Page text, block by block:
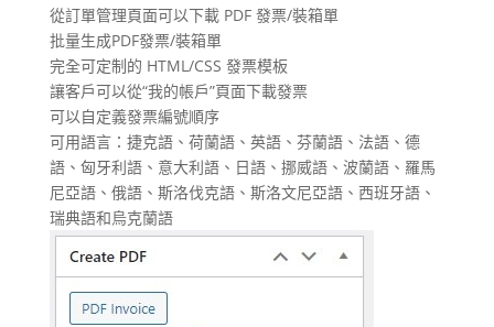
從訂單管理頁面可以下載 PDF 發票/裝箱單
批量生成PDF發票/裝箱單
完全可定制的 HTML/CSS 發票模板
讓客戶可以從“我的帳戶”頁面下載發票
可以自定義發票編號順序
可用語言：捷克語、荷蘭語、英語、芬蘭語、法語、德
語、匈牙利語、意大利語、日語、挪威語、波蘭語、羅馬
尼亞語、俄語、斯洛伐克語、斯洛文尼亞語、西班牙語、
瑞典語和烏克蘭語